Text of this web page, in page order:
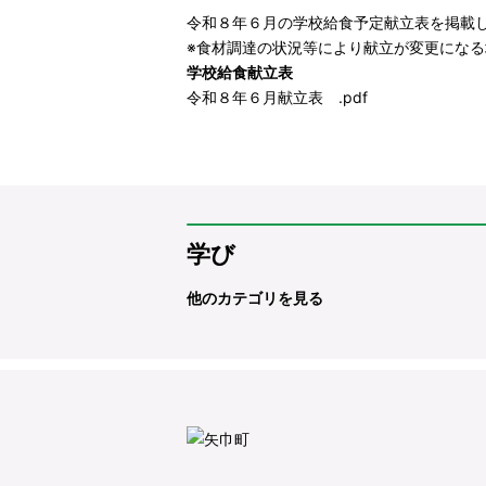
令和８年６月の学校給食予定献立表を掲載
※食材調達の状況等により献立が変更になる
学校給食献立表
令和８年６月献立表 .pdf
学び
他のカテゴリを見る